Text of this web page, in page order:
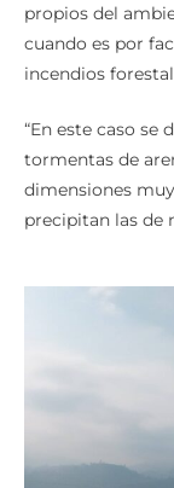
propios del
cuando es por
incendios
“En este caso se
tormentas de
dimensiones
precipitan las de